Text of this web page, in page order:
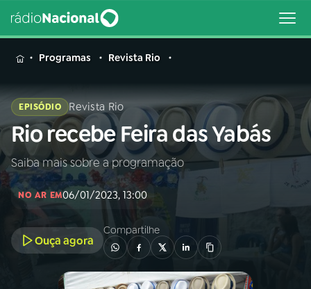
MENU
Buscar
na
Rádio
Nacional
Buscar
01INÍCIO
Programas Revista Rio
EPISÓDIO Revista Rio
Rio recebe Feira das Yabás
Saiba mais sobre a programação
NO AR EM06/01/2023, 13:00
Ouça agora
Compartilhe